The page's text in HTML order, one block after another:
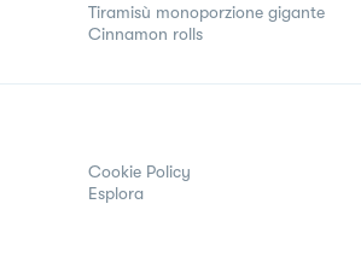
Tiramisù monoporzione gigante
Cinnamon rolls
Cookie Policy
Esplora